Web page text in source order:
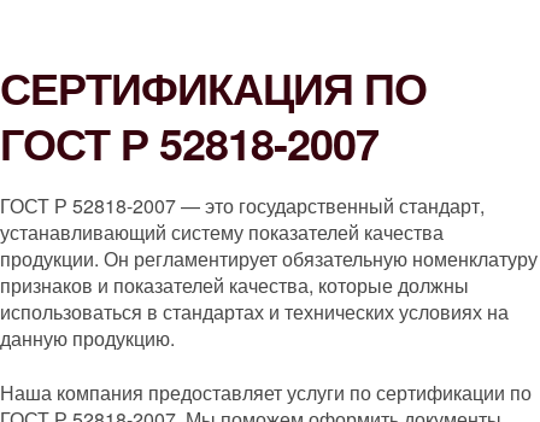
СЕРТИФИКАЦИЯ ПО
ГОСТ Р 52818-2007
ГОСТ Р 52818-2007 — это государственный стандарт,
устанавливающий систему показателей качества
продукции. Он регламентирует обязательную номенклатуру
признаков и показателей качества, которые должны
использоваться в стандартах и технических условиях на
данную продукцию.
Наша компания предоставляет услуги по сертификации по